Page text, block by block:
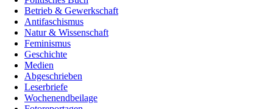
Betrieb & Gewerkschaft
Antifaschismus
Natur & Wissenschaft
Feminismus
Geschichte
Medien
Abgeschrieben
Leserbriefe
Wochenendbeilage